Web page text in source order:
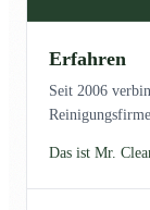
Erfahren
Seit 2006
Das ist Mr.